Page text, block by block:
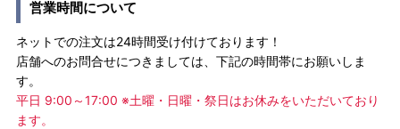
営業時間について
ネットでの注文は24時間受け付けております！
店舗へのお問合せにつきましては、下記の時間帯にお願いしま
す。
平日 9:00～17:00 ※土曜・日曜・祭日はお休みをいただいており
ます。